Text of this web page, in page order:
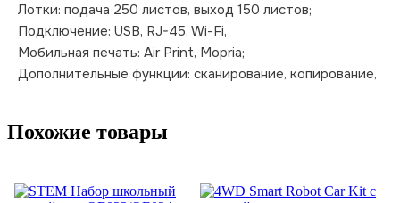
Лотки: подача 250 листов, выход 150 листов;
Подключение: USB, RJ-45, Wi-Fi,
Мобильная печать: Air Print, Mopria;
Дополнительные функции: сканирование, копирование,
Похожие товары